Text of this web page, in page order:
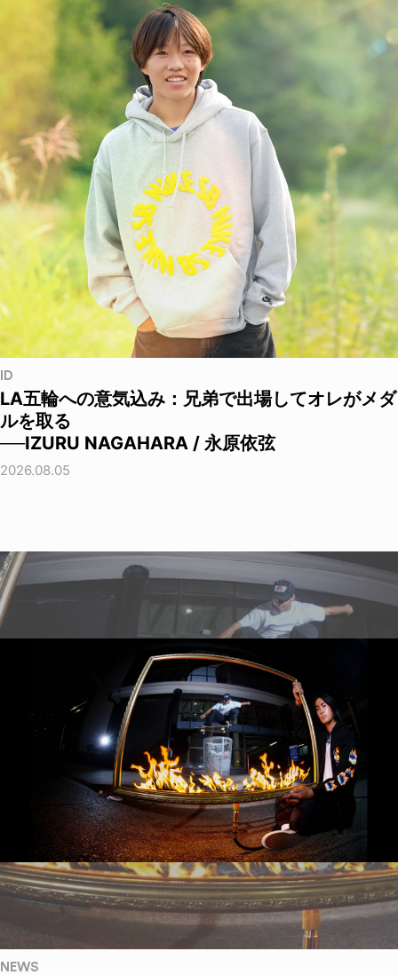
ID
LA五輪への意気込み：兄弟で出場してオレがメダ
ルを取る
──IZURU NAGAHARA / 永原依弦
2026.08.05
NEWS